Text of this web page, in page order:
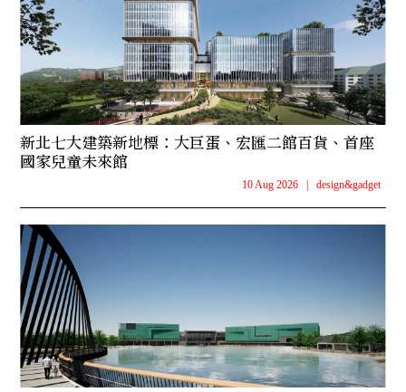
新北七大建築新地標：大巨蛋、宏匯二館百貨、首座
國家兒童未來館
10 Aug 2026 design&gadget